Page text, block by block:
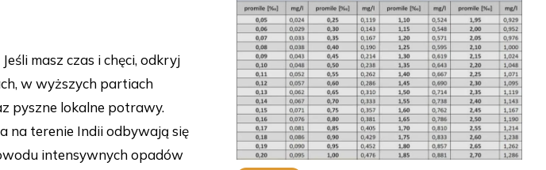
masz czas i chęci, odkryj
w wyższych partiach
pyszne lokalne potrawy.
na terenie Indii odbywają się
intensywnych opadów